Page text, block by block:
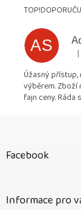
AS |
Úžasný
výběrem. Zboží
fajn ceny. Ráda
Facebook
Informace pro